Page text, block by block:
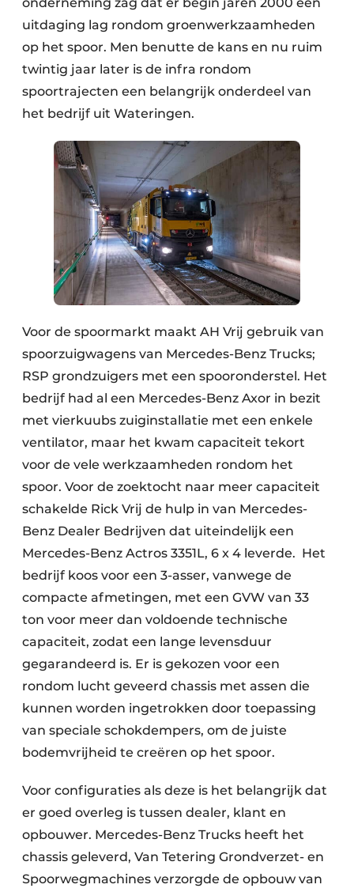
uitdaging lag rondom groenwerkzaamheden
op het spoor. Men benutte de kans en nu ruim
twintig jaar later is de infra rondom
spoortrajecten een belangrijk onderdeel van
het bedrijf uit Wateringen.
Voor de spoormarkt maakt AH Vrij gebruik van
spoorzuigwagens van Mercedes-Benz Trucks;
RSP grondzuigers met een spooronderstel. Het
bedrijf had al een Mercedes-Benz Axor in bezit
met vierkuubs zuiginstallatie met een enkele
ventilator, maar het kwam capaciteit tekort
voor de vele werkzaamheden rondom het
spoor. Voor de zoektocht naar meer capaciteit
schakelde Rick Vrij de hulp in van Mercedes-
Benz Dealer Bedrijven dat uiteindelijk een
Mercedes-Benz Actros 3351L, 6 x 4 leverde. Het
bedrijf koos voor een 3-asser, vanwege de
compacte afmetingen, met een GVW van 33
ton voor meer dan voldoende technische
capaciteit, zodat een lange levensduur
gegarandeerd is. Er is gekozen voor een
rondom lucht geveerd chassis met assen die
kunnen worden ingetrokken door toepassing
van speciale schokdempers, om de juiste
bodemvrijheid te creëren op het spoor.
Voor configuraties als deze is het belangrijk dat
er goed overleg is tussen dealer, klant en
opbouwer. Mercedes-Benz Trucks heeft het
chassis geleverd, Van Tetering Grondverzet- en
Spoorwegmachines verzorgde de opbouw van